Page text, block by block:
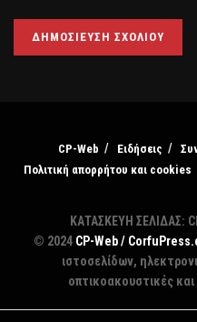
CP-Web Ειδήσεις
Πολιτική απορρήτου και cookies
ΚΑΤΑΣΚΕΥΗ ΣΕΛΙΔΑΣ:
© 2024 CP-Web /
ιστοσελίδων,
οπτικοακουστικές